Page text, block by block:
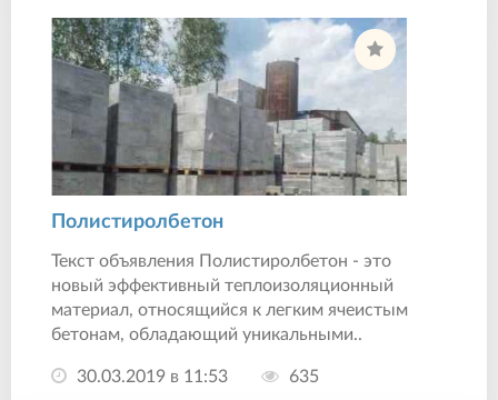
Полистиролбетон
Текст объявления Полистиролбетон - это
новый эффективный теплоизоляционный
материал, относящийся к легким ячеистым
бетонам, обладающий уникальными..
30.03.2019 в 11:53 635